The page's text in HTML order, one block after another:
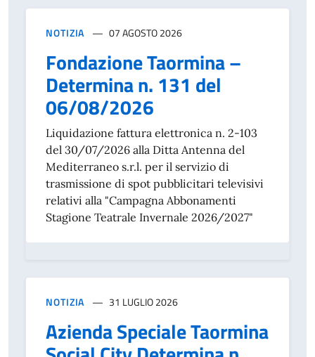
NOTIZIA 07 AGOSTO 2026
Fondazione Taormina –
Determina n. 131 del
06/08/2026
Liquidazione fattura elettronica n. 2-103
del 30/07/2026 alla Ditta Antenna del
Mediterraneo s.r.l. per il servizio di
trasmissione di spot pubblicitari televisivi
relativi alla "Campagna Abbonamenti
Stagione Teatrale Invernale 2026/2027"
NOTIZIA 31 LUGLIO 2026
Azienda Speciale Taormina